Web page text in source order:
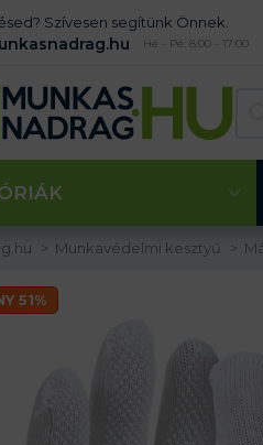
Szívesen segítünk Önnek.
Hé - Pé: 8:00 - 17:00
Munkavédelmi kesztyű
51%